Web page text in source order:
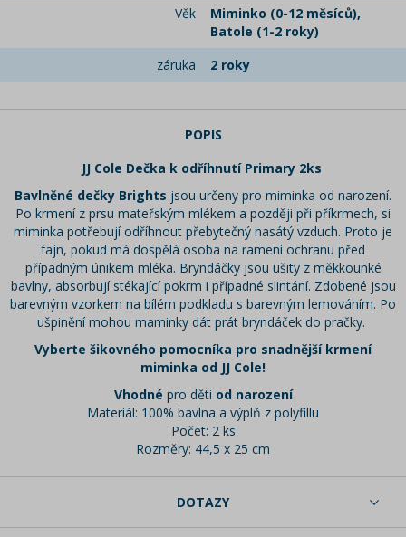
Věk
Miminko (0-12 měsíců),
Batole (1-2 roky)
záruka
2 roky
POPIS
JJ Cole Dečka k odříhnutí Primary 2ks
Bavlněné dečky Brights jsou určeny pro miminka od narození.
Po krmení z prsu mateřským mlékem a později při příkrmech, si
miminka potřebují odříhnout přebytečný nasátý vzduch. Proto je
fajn, pokud má dospělá osoba na rameni ochranu před
případným únikem mléka. Bryndáčky jsou ušity z měkkounké
bavlny, absorbují stékající pokrm i případné slintání. Zdobené jsou
barevným vzorkem na bílém podkladu s barevným lemováním. Po
ušpinění mohou maminky dát prát bryndáček do pračky.
Vyberte šikovného pomocníka pro snadnější krmení
miminka od JJ Cole!
Vhodné pro děti od narození
Materiál: 100% bavlna a výplň z polyfillu
Počet: 2 ks
Rozměry: 44,5 x 25 cm
DOTAZY